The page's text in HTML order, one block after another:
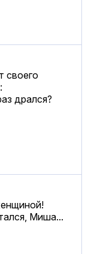
своего
дрался?
Миша...